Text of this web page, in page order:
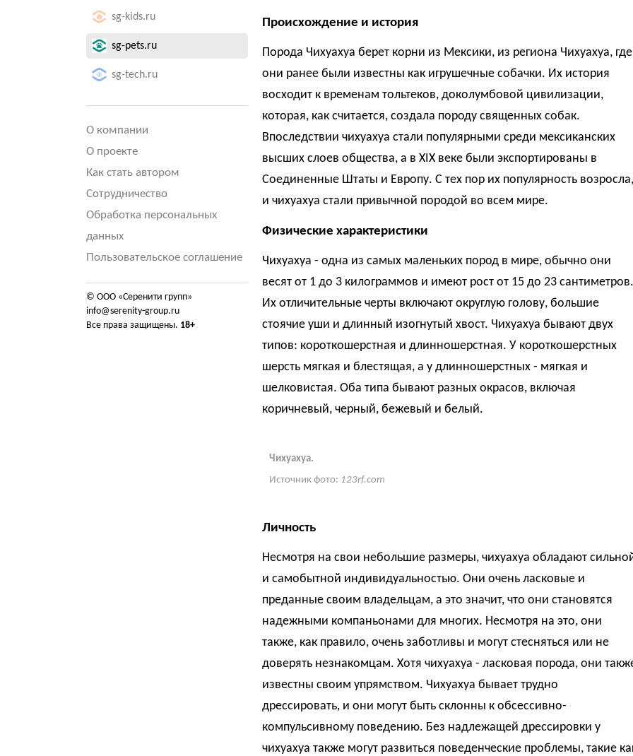
sg-kids.ru
sg-pets.ru
sg-tech.ru
О компании
О проекте
Как стать автором
Сотрудничество
Обработка персональных
данных
Пользовательское соглашение
© ООО «Серенити групп»
info@serenity-group.ru
Все права защищены. 18+
Происхождение и история
Порода Чихуахуа берет корни из Мексики, из региона Чихуахуа, где
они ранее были известны как игрушечные собачки. Их история
восходит к временам тольтеков, доколумбовой цивилизации,
которая, как считается, создала породу священных собак.
Впоследствии чихуахуа стали популярными среди мексиканских
высших слоев общества, а в XIX веке были экспортированы в
Соединенные Штаты и Европу. С тех пор их популярность возросла,
и чихуахуа стали привычной породой во всем мире.
Физические характеристики
Чихуахуа - одна из самых маленьких пород в мире, обычно они
весят от 1 до 3 килограммов и имеют рост от 15 до 23 сантиметров.
Их отличительные черты включают округлую голову, большие
стоячие уши и длинный изогнутый хвост. Чихуахуа бывают двух
типов: короткошерстная и длинношерстная. У короткошерстных
шерсть мягкая и блестящая, а у длинношерстных - мягкая и
шелковистая. Оба типа бывают разных окрасов, включая
коричневый, черный, бежевый и белый.
Чихуахуа.
Источник фото: 123rf.com
Личность
Несмотря на свои небольшие размеры, чихуахуа обладают
и самобытной индивидуальностью. Они очень ласковые и
преданные своим владельцам, а это значит, что они становятся
надежными компаньонами для многих. Несмотря на это, они
также, как правило, очень заботливы и могут стесняться или не
доверять незнакомцам. Хотя чихуахуа - ласковая порода, они
известны своим упрямством. Чихуахуа бывает трудно
дрессировать, и они могут быть склонны к обсессивно-
компульсивному поведению. Без надлежащей дрессировки у
чихуахуа также могут развиться поведенческие проблемы, такие